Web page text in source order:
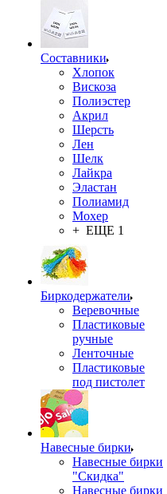
Составники
Хлопок
Вискоза
Полиэстер
Акрил
Шерсть
Лен
Шелк
Лайкра
Эластан
Полиамид
Мохер
+ ЕЩЕ 1
Биркодержатели
Веревочные
Пластиковые
ручные
Ленточные
Пластиковые
под пистолет
Навесные бирки
Навесные бирки
"Скидка"
Навесные бирки